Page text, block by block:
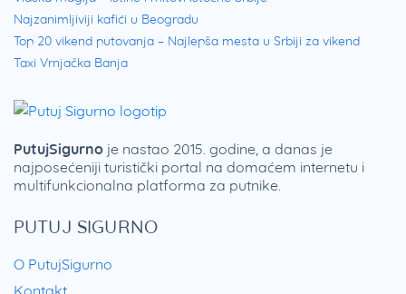
Najzanimljiviji kafići u Beogradu
Top 20 vikend putovanja – Najlepša mesta u Srbiji za vikend
Taxi Vrnjačka Banja
PUTUJ SIGURNO
O PutujSigurno
PutujSigurno je nastao 2015. godine, a danas je
najposećeniji turistički portal na domaćem internetu i
multifunkcionalna platforma za putnike.